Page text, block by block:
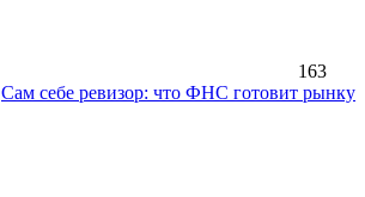
163
Сам себе ревизор: что ФНС готовит рынку